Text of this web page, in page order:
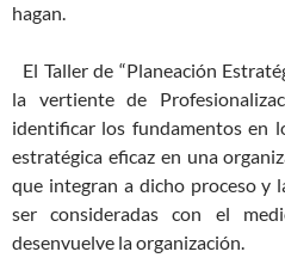
hagan.
El Taller de “Planeación
la vertiente de
identificar los fundamentos en
estratégica eficaz en una
que integran a dicho proceso y
ser consideradas con el
desenvuelve la organización.